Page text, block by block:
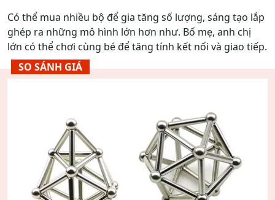
Có thể mua nhiều bộ để gia tăng số lượng, sáng tạo lắp
ghép ra những mô hình lớn hơn như. Bố mẹ, anh chị
lớn có thể chơi cùng bé để tăng tính kết nối và giao tiếp.
SO SÁNH GIÁ